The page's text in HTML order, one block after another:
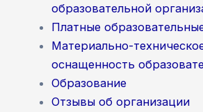
образовательной
Платные
Материально-
оснащенность
Образование
Отзывы об организации